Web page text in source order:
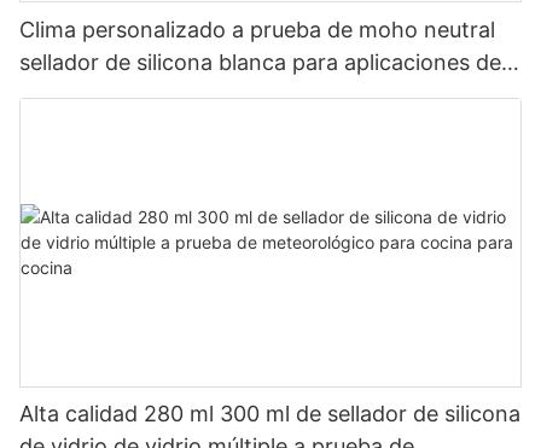
Clima personalizado a prueba de moho neutral
sellador de silicona blanca para aplicaciones de
baño de cocina
Alta calidad 280 ml 300 ml de sellador de silicona